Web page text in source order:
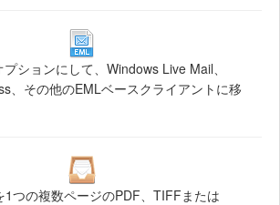
ションにして、Windows Live Mail、
、その他のEMLベースクライアントに移
1つの複数ページのPDF、TIFFまたは